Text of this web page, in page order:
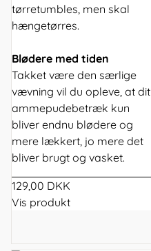
tørretumbles, men skal
hængetørres.
Blødere med tiden
Takket være den særlige
vævning vil du opleve, at dit
ammepudebetræk kun
bliver endnu blødere og
mere lækkert, jo mere det
bliver brugt og vasket.
129,00 DKK
Vis produkt